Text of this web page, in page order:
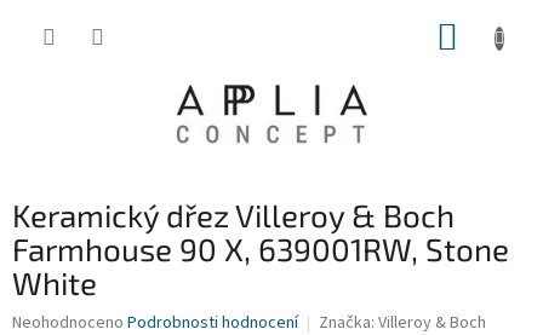
Keramický dřez Villeroy & Boch
Farmhouse 90 X, 639001RW, Stone
White
Průměrné
Neohodnoceno Podrobnosti hodnocení Značka: Villeroy & Boch